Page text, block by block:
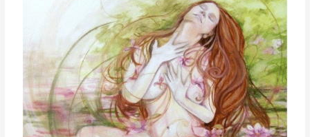
femme
Tao
du
féminin